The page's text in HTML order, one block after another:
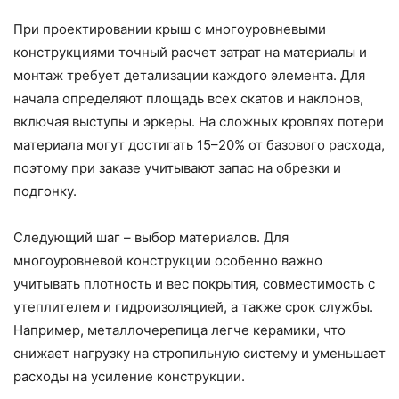
При проектировании крыш с многоуровневыми
конструкциями точный расчет затрат на материалы и
монтаж требует детализации каждого элемента. Для
начала определяют площадь всех скатов и наклонов,
включая выступы и эркеры. На сложных кровлях потери
материала могут достигать 15–20% от базового расхода,
поэтому при заказе учитывают запас на обрезки и
подгонку.
Следующий шаг – выбор материалов. Для
многоуровневой конструкции особенно важно
учитывать плотность и вес покрытия, совместимость с
утеплителем и гидроизоляцией, а также срок службы.
Например, металлочерепица легче керамики, что
снижает нагрузку на стропильную систему и уменьшает
расходы на усиление конструкции.